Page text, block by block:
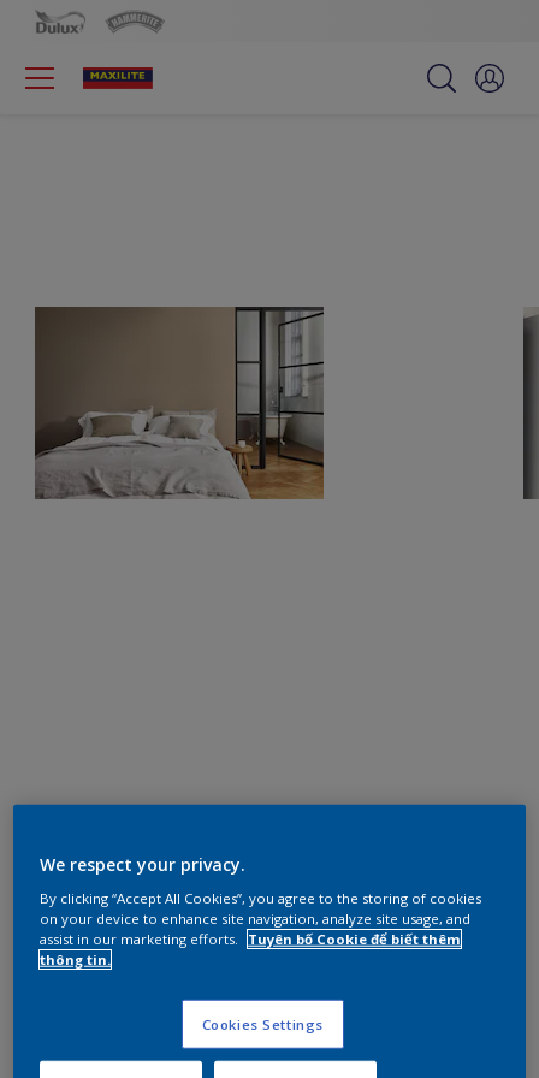
We respect your privacy.
By clicking “Accept All Cookies”, you agree to the storing of cookies
on your device to enhance site navigation, analyze site usage, and
assist in our marketing efforts.
Tuyên bố Cookie để biết thêm
thông tin.
Cookies Settings